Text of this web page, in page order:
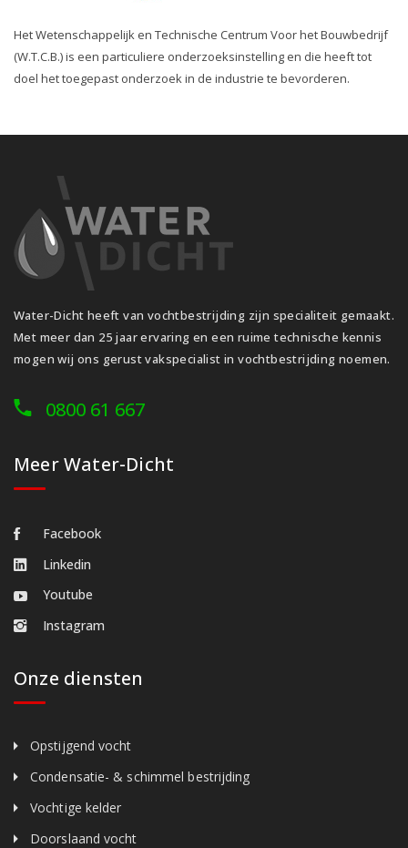
Het Wetenschappelijk en Technische Centrum Voor het Bouwbedrijf
(W.T.C.B.) is een particuliere onderzoeksinstelling en die heeft tot
doel het toegepast onderzoek in de industrie te bevorderen.
Water-Dicht heeft van vochtbestrijding zijn specialiteit gemaakt.
Met meer dan 25 jaar ervaring en een ruime technische kennis
mogen wij ons gerust vakspecialist in vochtbestrijding noemen.
0800 61 667
Meer Water-Dicht
Facebook
Linkedin
Youtube
Instagram
Onze diensten
Opstijgend vocht
Condensatie- & schimmel bestrijding
Vochtige kelder
Doorslaand vocht